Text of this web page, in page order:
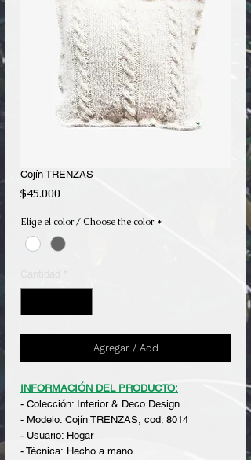
Cojín TRENZAS
$45.000
Elige el color / Choose the color *
Agregar / Add
INFORMACIÓN DEL PRODUCTO:
- Colección: Interior & Deco Design
- Modelo: Cojín TRENZAS, cod. 8014
- Usuario: Hogar
- Técnica: Hecho a mano